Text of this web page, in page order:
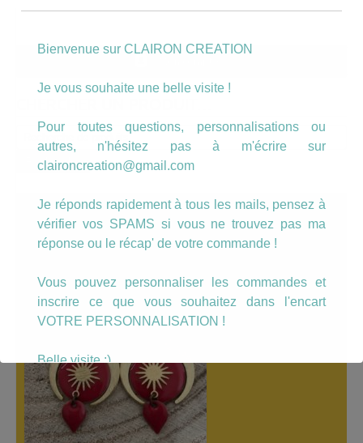
Recherche
pour :
Recherche
A LÀ UNE
Bienvenue sur CLAIRON CREATION
Je vous souhaite une belle visite !
Pour toutes questions, personnalisations ou
autres, n'hésitez pas à m'écrire sur
claironcreation@gmail.com
Je réponds rapidement à tous les mails, pensez à
vérifier vos SPAMS si vous ne trouvez pas ma
réponse ou le récap' de votre commande !
Vous pouvez personnaliser les commandes et
inscrire ce que vous souhaitez dans l'encart
VOTRE PERSONNALISATION !
Belle visite :)